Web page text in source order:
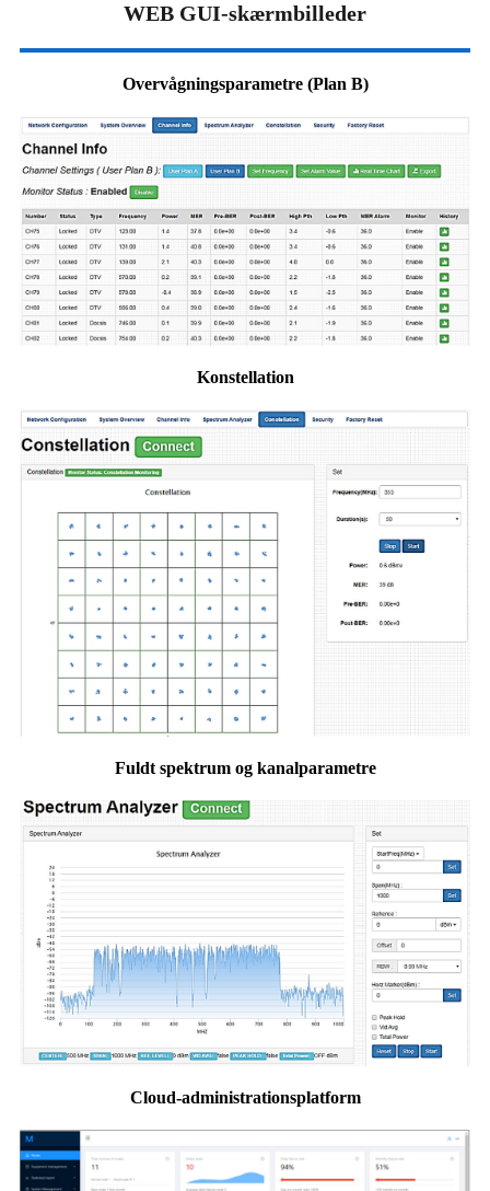
WEB GUI-skærmbilleder
Overvågningsparametre (Plan B)
Konstellation
Fuldt spektrum og kanalparametre
Cloud-administrationsplatform